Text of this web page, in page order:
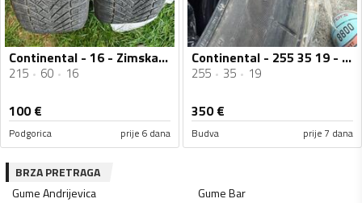
Continental - 16 - Zimska guma
215 60 16
100€
Podgorica prije 6 dana
Continental - 255 35 19 - Ljetnja guma
255 35 19
350€
Budva prije 7 dana
BRZA PRETRAGA
GumeAndrijevica GumeBar